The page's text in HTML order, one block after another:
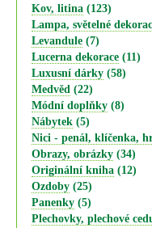
Kov, litina (123)
Lampa, světelné
Levandule (7)
Lucerna dekorace (11)
Luxusní dárky (58)
Medvěd (22)
Módní doplňky (8)
Nábytek (5)
Nici - penál, klíčenka,
Obrazy, obrázky (34)
Originální kniha (12)
Ozdoby (25)
Panenky (5)
Plechovky, plechové